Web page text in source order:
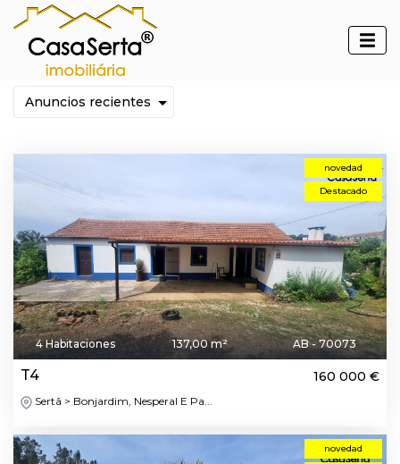
Inmuebles
novedad
Destacado
4 Habitaciones 137,00 m² AB - 70073
T4 160 000 €
Sertã > Bonjardim, Nesperal E Pa...
novedad